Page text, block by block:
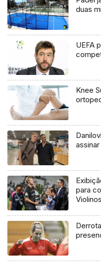
duas
UEFA
Knee
para
Violinos